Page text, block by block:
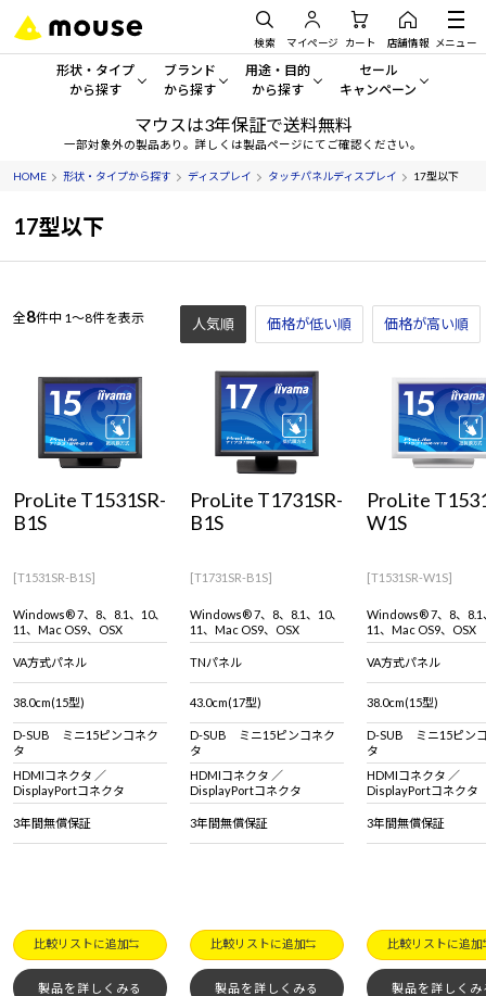
検索 マイページ カート 店舗情報 メニュー
形状・タイプ
から探す
形状・タイプから探す をすべてみる
デスクトップPC
ノートPC
ワークステーション
ディスプレイ
Windows 11 |Copilot+ PC
ブランド
から探す
mouse
G TUNE
MousePro
Windows 11|Copilot+ PC
用途・目的
から探す
一般向けパソコン
ゲーミングPC・ゲーム向けパソコン
学習向けパソコン
スペック/パーツ別
AIおすすめパソコン
Windows 11|Copilot+ PC
セール
キャンペーン
セール・キャンペー
期間限定セール
おすすめ目玉パソコン
Windows 11 |Copilot+ PC
マウスは3年保証で送料無料
一部対象外の製品あり。詳しくは製品ページにてご確認ください。
HOME 形状・タイプから探す ディスプレイ タッチパネルディスプレイ 17型以下
17型以下
全8件中 1～8件を表示 人気順 価格が低い順 価格が高い順
ProLite T1531SR-
B1S
[T1531SR-B1S]
Windows® 7、8、8.1、10、
11、Mac OS9、OSX
VA方式パネル
38.0cm(15型)
D-SUB ミニ15ピンコネク
タ
HDMIコネクタ ／
DisplayPortコネクタ
3年間無償保証
比較リストに追加
製品を詳しくみる
ProLite T1731SR-
B1S
[T1731SR-B1S]
Windows® 7、8、8.1、10、
11、Mac OS9、OSX
TNパネル
43.0cm(17型)
D-SUB ミニ15ピンコネク
タ
HDMIコネクタ ／
DisplayPortコネクタ
3年間無償保証
比較リストに追加
製品を詳しくみる
ProLite
W1S
[T1531SR-W1S]
Windows® 7、8、8.1
11、Mac OS9、OSX
VA方式パネル
38.0cm(15型)
D-SUB ミニ15ピン
タ
HDMIコネクタ ／
DisplayPortコネクタ
3年間無償保証
比較リストに追加
製品を詳しくみ